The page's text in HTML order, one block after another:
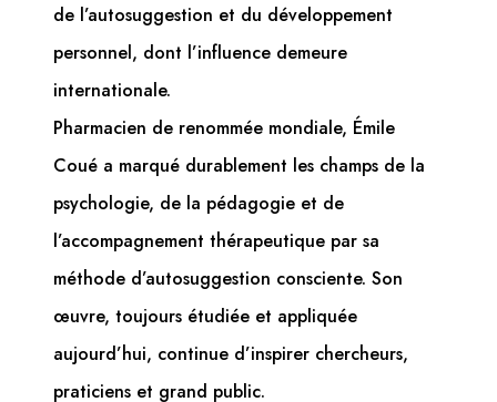
de l’autosuggestion et du développement
personnel, dont l’influence demeure
internationale.
Pharmacien de renommée mondiale, Émile
Coué a marqué durablement les champs de la
psychologie, de la pédagogie et de
l’accompagnement thérapeutique par sa
méthode d’autosuggestion consciente. Son
œuvre, toujours étudiée et appliquée
aujourd’hui, continue d’inspirer chercheurs,
praticiens et grand public.